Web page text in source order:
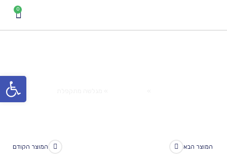
המוצר הקודם המוצר הבא
פתח סרגל נגישות